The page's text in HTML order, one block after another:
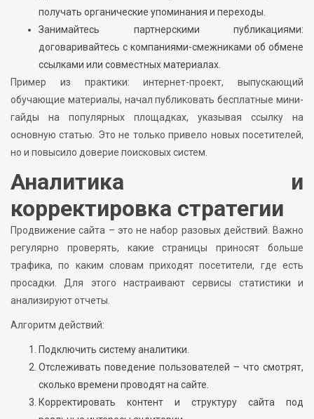
получать органические упоминания и переходы.
Занимайтесь партнерскими публикациями:
договаривайтесь с компаниями-смежниками об обмене
ссылками или совместных материалах.
Пример из практики: интернет-проект, выпускающий
обучающие материалы, начал публиковать бесплатные мини-
гайды на популярных площадках, указывая ссылку на
основную статью. Это не только привело новых посетителей,
но и повысило доверие поисковых систем.
Аналитика и
корректировка стратегии
Продвижение сайта – это не набор разовых действий. Важно
регулярно проверять, какие страницы приносят больше
трафика, по каким словам приходят посетители, где есть
просадки. Для этого настраивают сервисы статистики и
анализируют отчеты.
Алгоритм действий:
Подключить систему аналитики.
Отслеживать поведение пользователей – что смотрят,
сколько времени проводят на сайте.
Корректировать контент и структуру сайта под